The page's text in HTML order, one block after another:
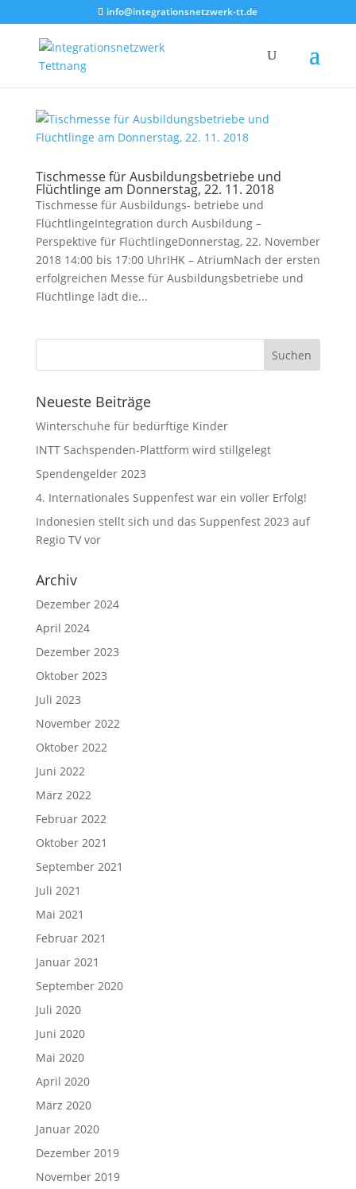
info@integrationsnetzwerk-tt.de
Tischmesse für Ausbildungsbetriebe und
Flüchtlinge am Donnerstag, 22. 11. 2018
Tischmesse für Ausbildungs- betriebe und
FlüchtlingeIntegration durch Ausbildung –
Perspektive für FlüchtlingeDonnerstag, 22. November
2018 14:00 bis 17:00 UhrIHK – AtriumNach der ersten
erfolgreichen Messe für Ausbildungsbetriebe und
Flüchtlinge lädt die...
Neueste Beiträge
Winterschuhe für bedürftige Kinder
INTT Sachspenden-Plattform wird stillgelegt
Spendengelder 2023
4. Internationales Suppenfest war ein voller Erfolg!
Indonesien stellt sich und das Suppenfest 2023 auf
Regio TV vor
Archiv
Dezember 2024
April 2024
Dezember 2023
Oktober 2023
Juli 2023
November 2022
Oktober 2022
Juni 2022
März 2022
Februar 2022
Oktober 2021
September 2021
Juli 2021
Mai 2021
Februar 2021
Januar 2021
September 2020
Juli 2020
Juni 2020
Mai 2020
April 2020
März 2020
Januar 2020
Dezember 2019
November 2019